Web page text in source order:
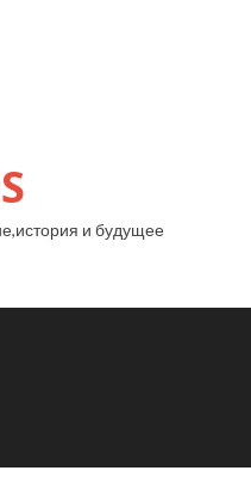
и будущее